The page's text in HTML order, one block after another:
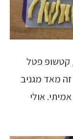
קטשופ פטל
זה מאד מגניב
אולי